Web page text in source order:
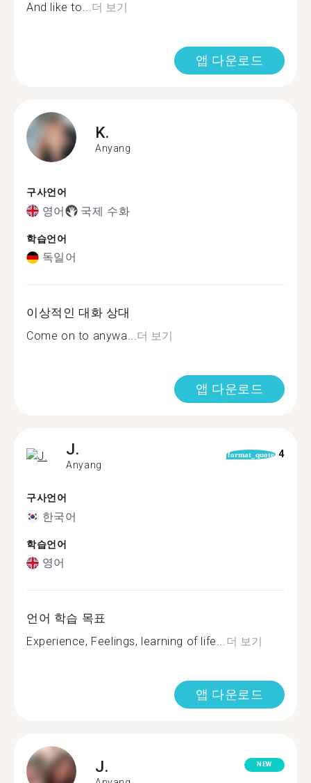
And like to...더 보기
앱 다운로드
K.
Anyang
구사언어
영어 국제 수화
학습언어
독일어
이상적인 대화 상대
Come on to anywa...더 보기
앱 다운로드
J.
Anyang
format_quote 4
구사언어
한국어
학습언어
영어
언어 학습 목표
Experience, Feelings, learning of life...더 보기
앱 다운로드
J. NEW